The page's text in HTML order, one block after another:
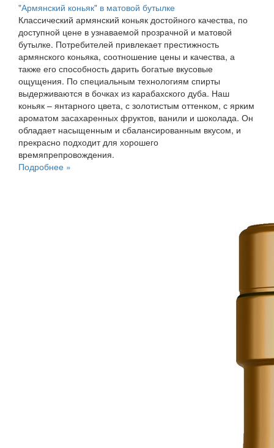
"Армянский коньяк" в матовой бутылке
Классический армянский коньяк достойного качества, по
доступной цене в узнаваемой прозрачной и матовой
бутылке. Потребителей привлекает престижность
армянского коньяка, соотношение цены и качества, а
также его способность дарить богатые вкусовые
ощущения. По специальным технологиям спирты
выдерживаются в бочках из карабахского дуба. Наш
коньяк – янтарного цвета, с золотистым оттенком, с ярким
ароматом засахаренных фруктов, ванили и шоколада. Он
обладает насыщенным и сбалансированным вкусом, и
прекрасно подходит для хорошего
времяпрепровождения.
Подробнее »